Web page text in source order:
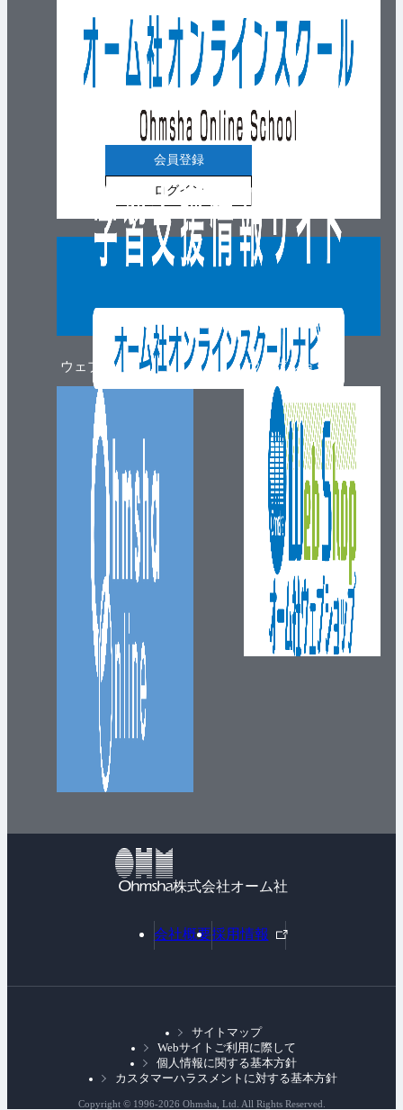
ウェブマガジン
会員登録
ログイン
ウェブショップ
株式会社オーム社
会社概要採用情報
外
部
ン
サイトマップ
Webサイトご利用に際して
個人情報に関する基本方針
カスタマーハラスメントに対する基本方針
Copyright © 1996-2026 Ohmsha, Ltd. All Rights Reserved.